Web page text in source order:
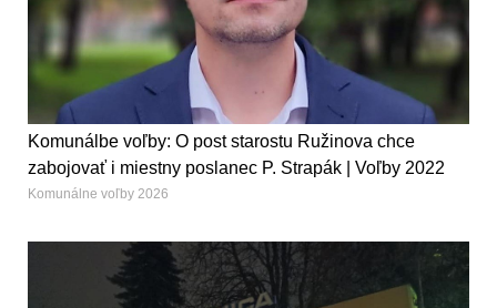
Komunálbe voľby: O post starostu Ružinova chce
zabojovať i miestny poslanec P. Strapák | Voľby 2022
Komunálne voľby 2026